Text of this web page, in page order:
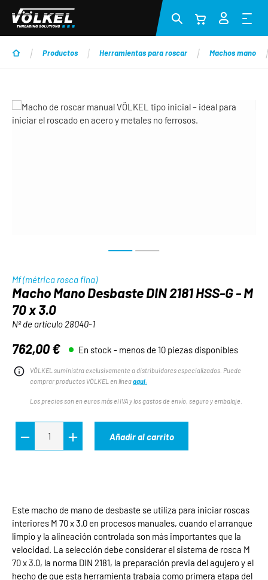
Saltar al contenido principal
Productos Herramientas para roscar Machos mano
Omitir galería de imágenes
Mf (métrica rosca fina)
Macho Mano Desbaste DIN 2181 HSS-G - M
70 x 3.0
Nº de artículo 28040-1
Precio normal:
762,00 € En stock - menos de 10 piezas disponibles
VÖLKEL suministra exclusivamente a distribuidores especializados. Puede
comprar productos VÖLKEL en líneaaquí.
Los precios son en euros más el IVA y los gastos de envío, seguro y embalaje.
Añadir al carrito
Este macho de mano de desbaste se utiliza para iniciar roscas
interiores M 70 x 3.0 en procesos manuales, cuando el arranque
limpio y la alineación controlada son más importantes que la
velocidad. La selección debe considerar el sistema de rosca M
70 x 3.0, la norma DIN 2181, la preparación previa del agujero y el
hecho de que esta herramienta trabaja como primera etapa del